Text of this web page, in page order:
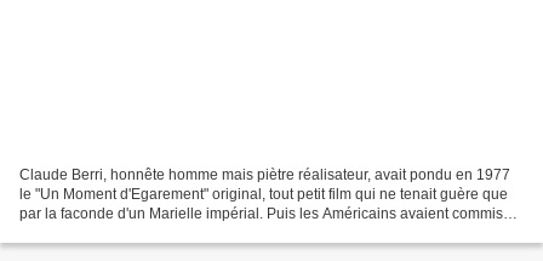
Claude Berri, honnête homme mais piètre réalisateur, avait pondu en 1977
le "Un Moment d'Egarement" original, tout petit film qui ne tenait guère que
par la faconde d'un Marielle impérial. Puis les Américains avaient commis